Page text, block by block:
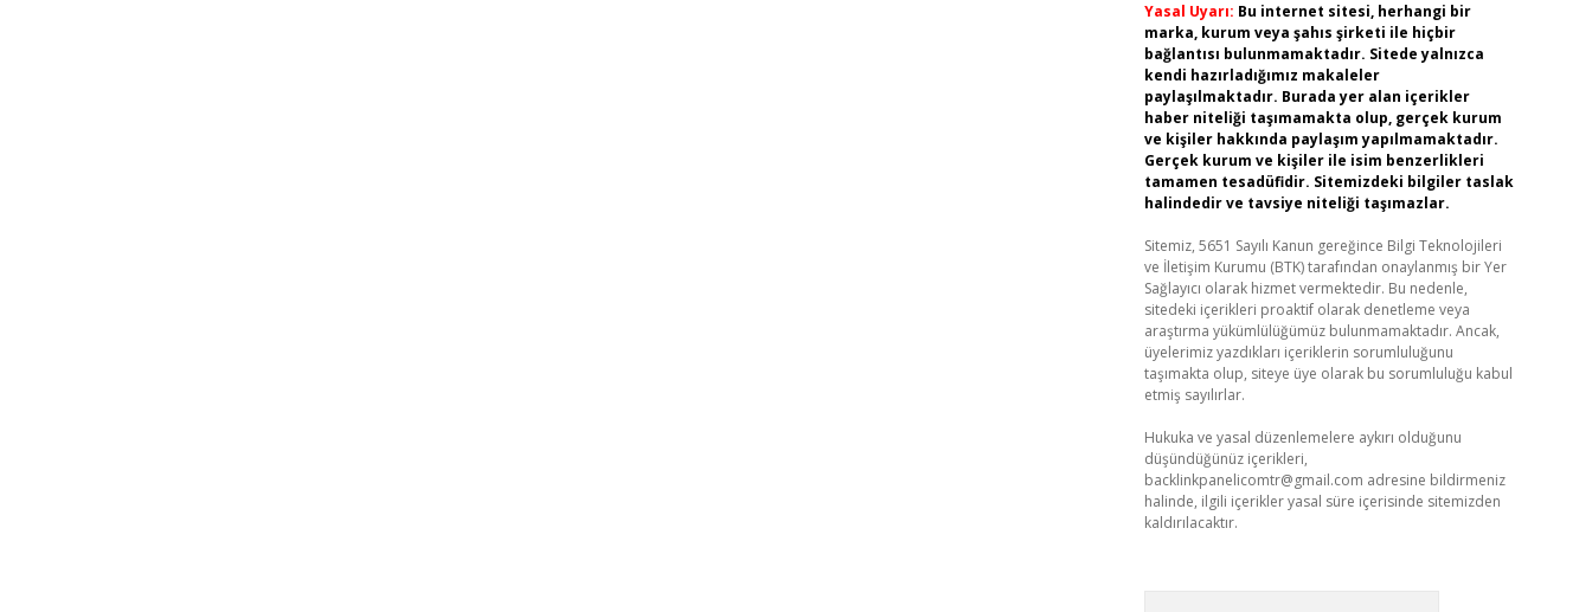
Yasal Uyarı: Bu internet sitesi, herhangi bir
marka, kurum veya şahıs şirketi ile hiçbir
bağlantısı bulunmamaktadır. Sitede yalnızca
kendi hazırladığımız makaleler
paylaşılmaktadır. Burada yer alan içerikler
haber niteliği taşımamakta olup, gerçek kurum
ve kişiler hakkında paylaşım yapılmamaktadır.
Gerçek kurum ve kişiler ile isim benzerlikleri
tamamen tesadüfidir. Sitemizdeki bilgiler taslak
halindedir ve tavsiye niteliği taşımazlar.
Sitemiz, 5651 Sayılı Kanun gereğince Bilgi Teknolojileri
ve İletişim Kurumu (BTK) tarafından onaylanmış bir Yer
Sağlayıcı olarak hizmet vermektedir. Bu nedenle,
sitedeki içerikleri proaktif olarak denetleme veya
araştırma yükümlülüğümüz bulunmamaktadır. Ancak,
üyelerimiz yazdıkları içeriklerin sorumluluğunu
taşımakta olup, siteye üye olarak bu sorumluluğu kabul
etmiş sayılırlar.
Hukuka ve yasal düzenlemelere aykırı olduğunu
düşündüğünüz içerikleri,
backlinkpanelicomtr@gmail.com adresine bildirmeniz
halinde, ilgili içerikler yasal süre içerisinde sitemizden
kaldırılacaktır.